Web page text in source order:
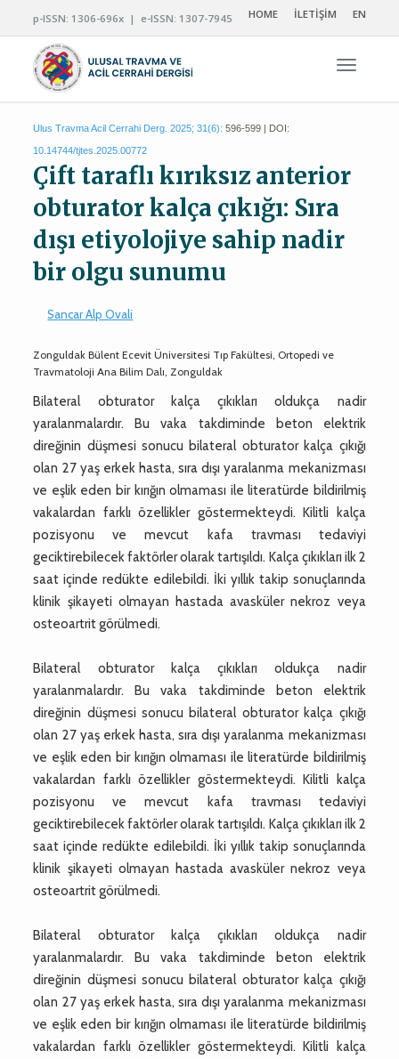
p-ISSN: 1306-696x | e-ISSN: 1307-7945 HOME İLETİŞİM EN
Ulus Travma Acil Cerrahi Derg. 2025; 31(6): 596-599 | DOI:
10.14744/tjtes.2025.00772
Çift taraflı kırıksız anterior
obturator kalça çıkığı: Sıra
dışı etiyolojiye sahip nadir
bir olgu sunumu
Sancar Alp Ovali
Zonguldak Bülent Ecevit Üniversitesi Tıp Fakültesi, Ortopedi ve
Travmatoloji Ana Bilim Dalı, Zonguldak
Bilateral obturator kalça çıkıkları oldukça nadir
yaralanmalardır. Bu vaka takdiminde beton elektrik
direğinin düşmesi sonucu bilateral obturator kalça çıkığı
olan 27 yaş erkek hasta, sıra dışı yaralanma mekanizması
ve eşlik eden bir kırığın olmaması ile literatürde bildirilmiş
vakalardan farklı özellikler göstermekteydi. Kilitli kalça
pozisyonu ve mevcut kafa travması tedaviyi
geciktirebilecek faktörler olarak tartışıldı. Kalça çıkıkları ilk 2
saat içinde redükte edilebildi. İki yıllık takip sonuçlarında
klinik şikayeti olmayan hastada avasküler nekroz veya
osteoartrit görülmedi.
Bilateral obturator kalça çıkıkları oldukça nadir
yaralanmalardır. Bu vaka takdiminde beton elektrik
direğinin düşmesi sonucu bilateral obturator kalça çıkığı
olan 27 yaş erkek hasta, sıra dışı yaralanma mekanizması
ve eşlik eden bir kırığın olmaması ile literatürde bildirilmiş
vakalardan farklı özellikler göstermekteydi. Kilitli kalça
pozisyonu ve mevcut kafa travması tedaviyi
geciktirebilecek faktörler olarak tartışıldı. Kalça çıkıkları ilk 2
saat içinde redükte edilebildi. İki yıllık takip sonuçlarında
klinik şikayeti olmayan hastada avasküler nekroz veya
osteoartrit görülmedi.
Bilateral obturator kalça çıkıkları oldukça nadir
yaralanmalardır. Bu vaka takdiminde beton elektrik
direğinin düşmesi sonucu bilateral obturator kalça çıkığı
olan 27 yaş erkek hasta, sıra dışı yaralanma mekanizması
ve eşlik eden bir kırığın olmaması ile literatürde bildirilmiş
vakalardan farklı özellikler göstermekteydi. Kilitli kalça